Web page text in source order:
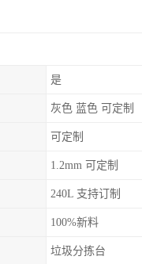
是
灰色 蓝色 可定制
可定制
1.2mm 可定制
240L 支持订制
100%新料
垃圾分拣台